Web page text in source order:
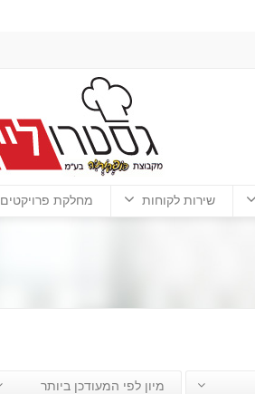
שירות לקוחות מחלקת פרויקטים
מיון לפי המעודכן ביותר